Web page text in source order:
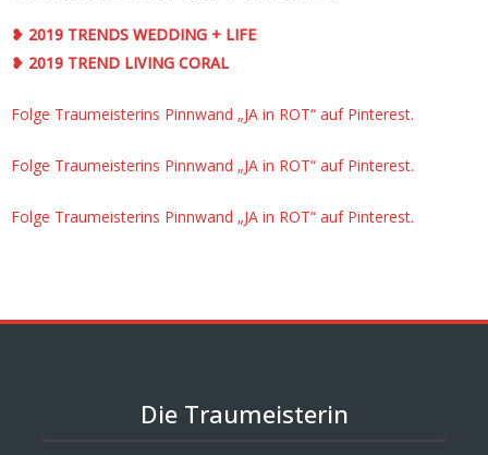
❥ 2019 TRENDS WEDDING + LIFE
❥ 2019 TREND LIVING CORAL
Folge Traumeisterins Pinnwand „JA in ROT“ auf Pinterest.
Folge Traumeisterins Pinnwand „JA in ROT“ auf Pinterest.
Folge Traumeisterins Pinnwand „JA in ROT“ auf Pinterest.
Die Traumeisterin